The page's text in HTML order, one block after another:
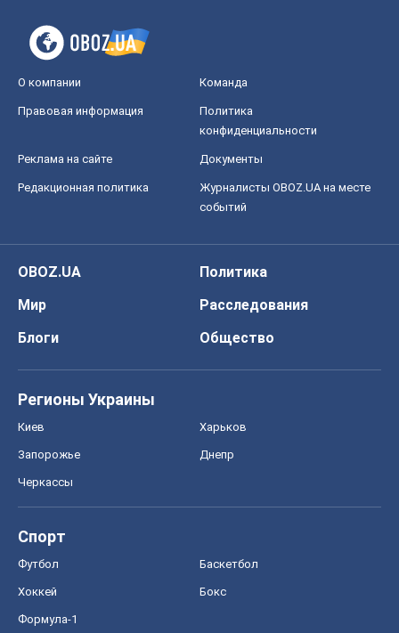
О компании Команда
Правовая информация
Политика
конфиденциальности
Реклама на сайте Документы
Редакционная политика
Журналисты OBOZ.UA на месте
событий
OBOZ.UA
Политика
Мир
Расследования
Блоги
Общество
Регионы Украины
Киев Харьков
Запорожье Днепр
Черкассы
Спорт
Футбол Баскетбол
Хоккей Бокс
Формула-1